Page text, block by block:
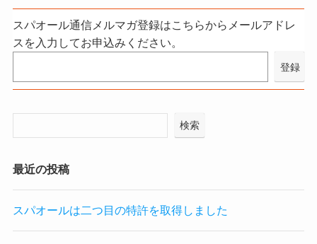
スパオール通信メルマガ登録はこちらからメールアドレ
スを入力してお申込みください。
検索
最近の投稿
スパオールは二つ目の特許を取得しました